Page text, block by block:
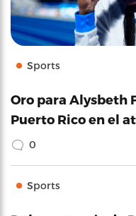
Sports
Oro para Alysbeth
Puerto Rico en el
0
Sports